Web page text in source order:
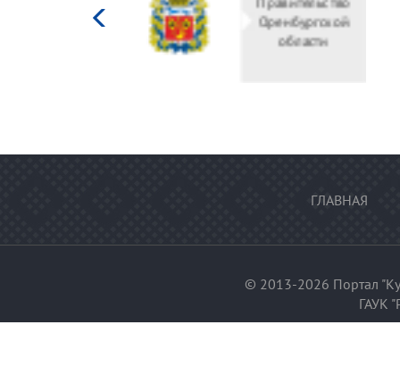
культуры
Российской
федерации
ГЛАВНАЯ
© 2013-2026 Портал
ГАУК